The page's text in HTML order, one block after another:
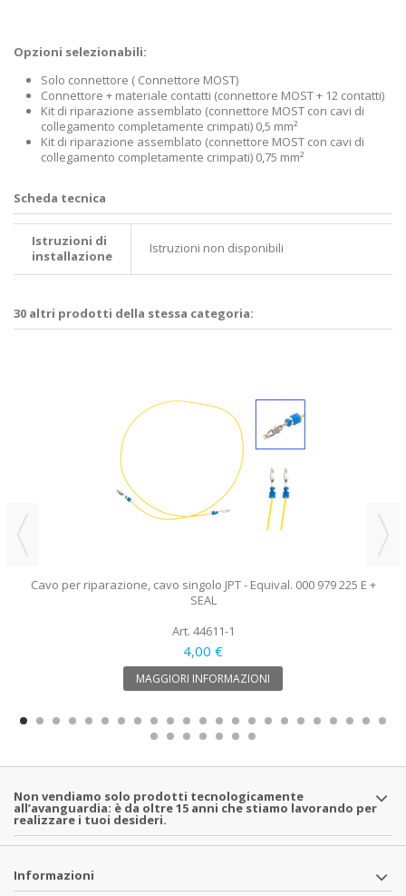
Opzioni selezionabili:
Solo connettore ( Connettore MOST)
Connettore + materiale contatti (connettore MOST + 12 contatti)
Kit di riparazione assemblato (connettore MOST con cavi di
collegamento completamente crimpati) 0,5 mm²
Kit di riparazione assemblato (connettore MOST con cavi di
collegamento completamente crimpati) 0,75 mm²
Scheda tecnica
Istruzioni di
installazione
Istruzioni non disponibili
30 altri prodotti della stessa categoria:
Cavo per riparazione, cavo singolo JPT - Equival. 000 979 225 E +
SEAL
Art. 44611-1
4,00 €
MAGGIORI INFORMAZIONI
Non vendiamo solo prodotti tecnologicamente
all’avanguardia: è da oltre 15 anni che stiamo lavorando per
realizzare i tuoi desideri.
Informazioni